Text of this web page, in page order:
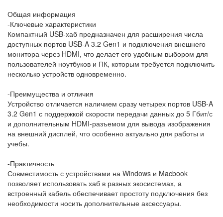
Общая информация
-Ключевые характеристики
Компактный USB-хаб предназначен для расширения числа
доступных портов USB-A 3.2 Gen1 и подключения внешнего
монитора через HDMI, что делает его удобным выбором для
пользователей ноутбуков и ПК, которым требуется подключить
несколько устройств одновременно.
-Преимущества и отличия
Устройство отличается наличием сразу четырех портов USB-A
3.2 Gen1 с поддержкой скорости передачи данных до 5 Гбит/с
и дополнительным HDMI-разъемом для вывода изображения
на внешний дисплей, что особенно актуально для работы и
учебы.
-Практичность
Совместимость с устройствами на Windows и Macbook
позволяет использовать хаб в разных экосистемах, а
встроенный кабель обеспечивает простоту подключения без
необходимости носить дополнительные аксессуары.